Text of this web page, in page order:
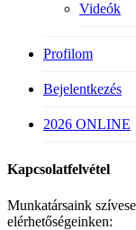
Videók
Profilom
Bejelentkezés
2026 ONLINE
Kapcsolatfelvétel
Munkatársaink
elérhetőségeinken: